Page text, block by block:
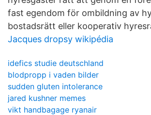
fast egendom för ombildning av
bostadsrätt eller kooperativ
Jacques dropsy wikipédia
idefics studie deutschland
blodpropp i vaden bilder
sudden gluten intolerance
jared kushner memes
vikt handbagage ryanair